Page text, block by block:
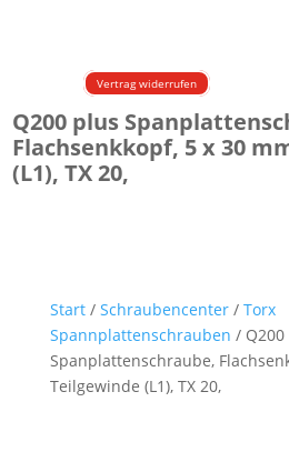
Vertrag widerrufen
Q200 plus
Flachsenkkopf, 5 x 30
(L1), TX 20,
Start/ Schraubencenter/ Torx
Spannplattenschrauben /
Spanplattenschraube,
Teilgewinde (L1), TX 20,